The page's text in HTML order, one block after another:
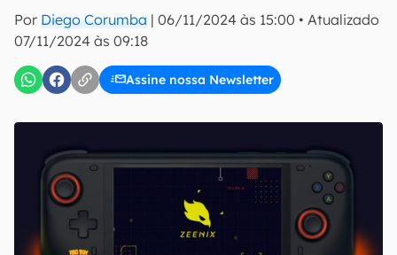
Por Diego Corumba | 06/11/2024 às 15:00 • Atualizado
07/11/2024 às 09:18
Assine nossa Newsletter
inscreva-se
Confirmo que li, aceito e concordo com os Termos de
Uso e Política de Privacidade do Canaltech.